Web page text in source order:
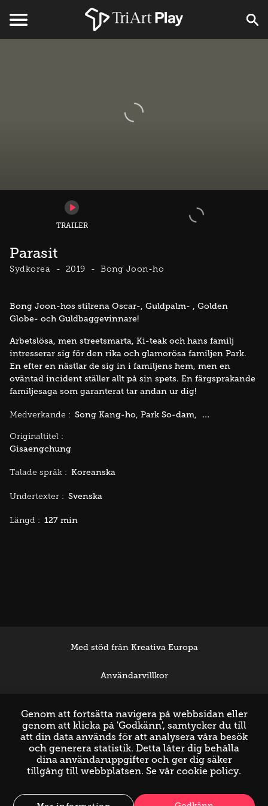
TRAILER
Parasit
Sydkorea 2019 Bong Joon-ho
Bong Joon-hos stilrena Oscar-, Guldpalm- , Golden
Globe- och Guldbaggevinnare!
Arbetslösa, men streetsmarta, Ki-teak och hans familj
intresserar sig för den rika och glamorösa familjen Park.
En efter en nästlar de sig in i familjens hem, men en
oväntad incident ställer allt på sin spets. En färgsprakande
familjesaga som garanterat tar andan ur dig!
Medverkande : Song Kang-ho Park So-dam Choi Woo-shik
Originaltitel :
Gisaengchung
Talade språk : Koreanska
Undertexter : Svenska
Längd : 127 min
Med stöd från Kreativa Europa
Användarvillkor
Genom att fortsätta navigera på webbsidan eller
genom att klicka på 'Godkänn', samtycker du till
att din data används för att analysera våra besök
och generera statistik. Detta låter dig behålla
dina användaruppgifter och ger dig säker
tillgång till webbplatsen. Se vår cookie policy.